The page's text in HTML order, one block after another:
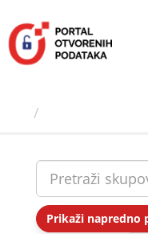
sadržaj
Prikaži napredno